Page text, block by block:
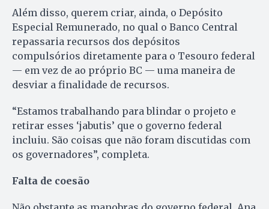
Além disso, querem criar, ainda, o Depósito
Especial Remunerado, no qual o Banco Central
repassaria recursos dos depósitos
compulsórios diretamente para o Tesouro federal
— em vez de ao próprio BC — uma maneira de
desviar a finalidade de recursos.
“Estamos trabalhando para blindar o projeto e
retirar esses ‘jabutis’ que o governo federal
incluiu. São coisas que não foram discutidas com
os governadores”, completa.
Falta de coesão